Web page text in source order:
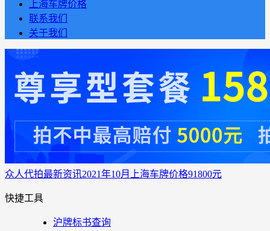
上海车牌价格
联系我们
关于我们
众人代拍最新资讯2021年10月上海车牌价格91800元
快捷工具
沪牌标书查询